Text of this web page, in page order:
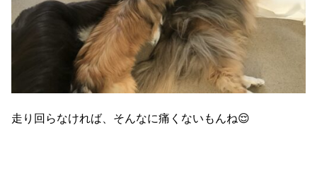
走り回らなければ、そんなに痛くないもんね😌